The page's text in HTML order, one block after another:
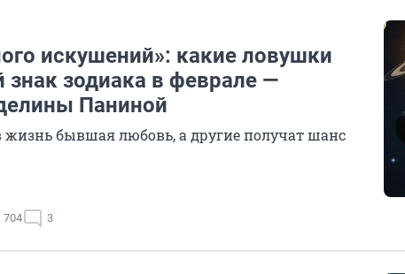
искушений»: какие ловушки
зодиака в феврале —
Паниной
жизнь бывшая любовь, а другие получат шанс
704 3